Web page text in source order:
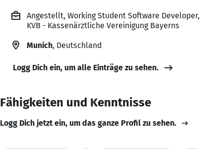
Angestellt, Working Student Software Developer,
KVB - Kassenärztliche Vereinigung Bayerns
Munich, Deutschland
Logg Dich ein, um alle Einträge zu sehen.
Fähigkeiten und Kenntnisse
Logg Dich jetzt ein, um das ganze Profil zu sehen.